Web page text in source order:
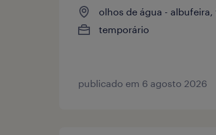
olhos de água - albufeira,
temporário
publicado em 6 agosto 2026